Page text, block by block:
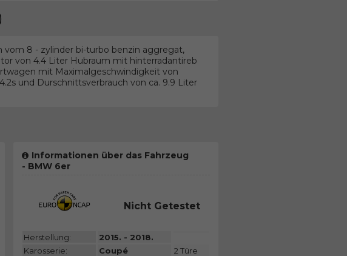
vom 8 - zylinder bi-turbo benzin aggregat,
von 4.4 Liter Hubraum mit hinterradantireb
mit Maximalgeschwindigkeit von
und Durschnittsverbrauch von ca. 9.9 Liter
Informationen über das Fahrzeug
- BMW 6er
Nicht Getestet
Herstellung:
2015. - 2018.
Karosserie:
Coupé
2 Türe